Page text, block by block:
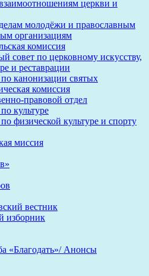
церкви и
молодёжи и православным
организациям
комиссия
совет по церковному искусству,
и реставрации
канонизации святых
комиссия
правовой отдел
культуре
физической культуре и спорту
миссия
вестник
изборник
«Благодать»/ Анонсы